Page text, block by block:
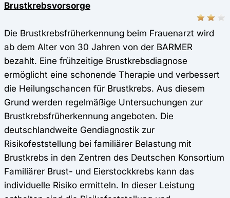
Brustkrebsvorsorge
Die Brustkrebsfrüherkennung beim Frauenarzt wird
ab dem Alter von 30 Jahren von der BARMER
bezahlt. Eine frühzeitige Brustkrebsdiagnose
ermöglicht eine schonende Therapie und verbessert
die Heilungschancen für Brustkrebs. Aus diesem
Grund werden regelmäßige Untersuchungen zur
Brustkrebsfrüherkennung angeboten. Die
deutschlandweite Gendiagnostik zur
Risikofeststellung bei familiärer Belastung mit
Brustkrebs in den Zentren des Deutschen Konsortium
Familiärer Brust- und Eierstockkrebs kann das
individuelle Risiko ermitteln. In dieser Leistung